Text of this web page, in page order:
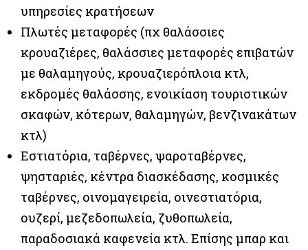
υπηρεσίες κρατήσεων
Πλωτές μεταφορές (πχ θαλάσσιες
κρουαζιέρες, θαλάσσιες μεταφορές επιβατών
με θαλαμηγούς, κρουαζιερόπλοια κτλ,
εκδρομές θαλάσσης, ενοικίαση τουριστικών
σκαφών, κότερων, θαλαμηγών, βενζινακάτων
κτλ)
Εστιατόρια, ταβέρνες, ψαροταβέρνες,
ψησταριές, κέντρα διασκέδασης, κοσμικές
ταβέρνες, οινομαγειρεία, οινεστιατόρια,
ουζερί, μεζεδοπωλεία, ζυθοπωλεία,
παραδοσιακά καφενεία κτλ. Επίσης μπαρ και